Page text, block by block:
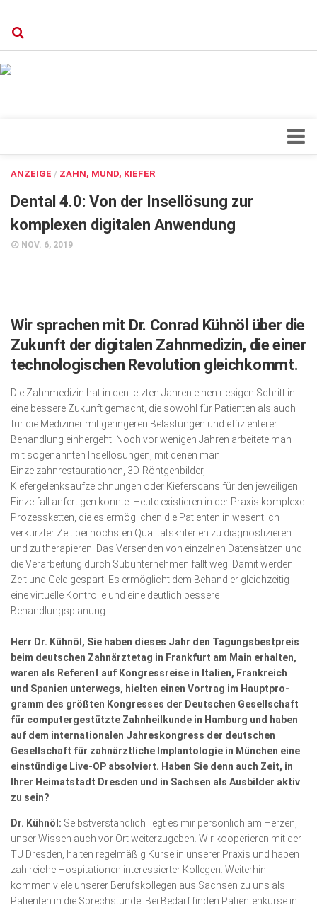
Blick ins Innere
Forschung
Herz & Kreislauf
Orthopädie
Wirtschaft, Recht, Finanzen
Zahn, Mund, Kiefer
Forum Gesundheit
Allgemein
Sehen
Innovationen
Kampf gegen Krebs
Hören
Lebensart
ANZEIGE / ZAHN, MUND, KIEFER
Dental 4.0: Von der Insellösung zur
komplexen digitalen Anwendung
NOV. 6, 2019
Wir sprachen mit Dr. Conrad Kühnöl über die
Zukunft der digitalen Zahn­medizin, die einer
technologischen Revolution gleichkommt.
Die Zahnmedizin hat in den letzten Jahren einen riesigen Schritt in
eine bessere Zukunft gemacht, die sowohl für Patienten als auch
für die Mediziner mit geringeren Belastungen und effizienterer
Behandlung einhergeht. Noch vor wenigen Jahren arbeitete man
mit sogenannten Insellösungen, mit denen man
Einzelzahnrestaurationen, 3D-Röntgenbilder,
Kiefergelenksaufzeichnungen oder Kieferscans für den jeweiligen
Einzelfall anfertigen konnte. Heute existieren in der Praxis komplexe
Prozessketten, die es ermöglichen die Patienten in wesentlich
verkürzter Zeit bei höchsten Qualitätskriterien zu diagnostizieren
und zu therapieren. Das Versenden von einzelnen Datensätzen und
die Verarbeitung durch Subunternehmen fällt weg. Damit werden
Zeit und Geld gespart. Es ermöglicht dem Behandler gleichzeitig
eine virtuelle Kontrolle und eine deutlich bessere
Behandlungsplanung.
Herr Dr. Kühnöl, Sie haben dieses Jahr den Tagungsbestpreis
beim deutschen Zahnärztetag in Frankfurt am Main erhalten,
waren als Referent auf Kongressreise in Italien, Frankreich
und Spanien unterwegs, hielten einen Vortrag im Haupt­pro­
gramm des größten Kongresses der Deutschen Gesellschaft
für computergestützte Zahnheilkunde in Hamburg und haben
auf dem internationalen Jahreskongress der deutschen
Gesellschaft für zahn­ärztliche Implantologie in München eine
einstündige Live-OP absolviert. Haben Sie denn auch Zeit, in
Ihrer Heimatstadt Dresden und in Sachsen als Ausbilder aktiv
zu sein?
Dr. Kühnöl: Selbstverständlich liegt es mir persönlich am Herzen,
unser Wissen auch vor Ort weiterzugeben. Wir kooperieren mit der
TU Dresden, halten regelmäßig Kurse in unserer Praxis und haben
zahlreiche Hospitationen interessierter Kollegen. Weiter­hin
kommen viele unserer Berufskollegen aus Sachsen zu uns als
Patienten in die Sprechstunde. Bei Bedarf finden Patientenkurse in